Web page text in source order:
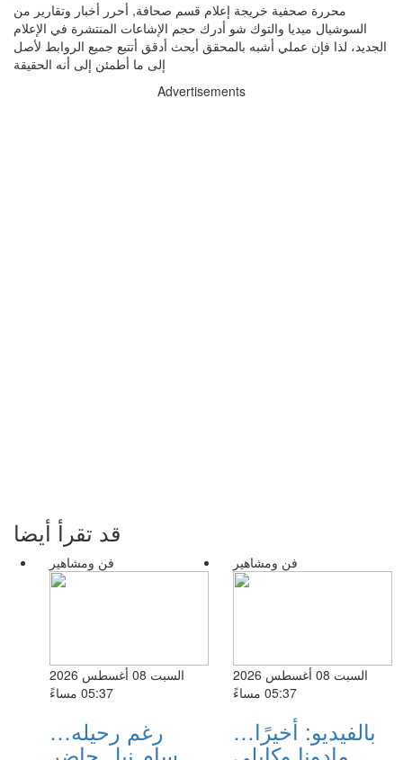
محررة صحفية خريجة إعلام قسم صحافة, أحرر أخبار وتقارير من
السوشيال ميديا والتوك شو أدرك حجم الإشاعات المنتشرة في الإعلام
الجديد، لذا فإن عملي أشبه بالمحقق أبحث أدقق أتتبع جميع الروابط لأصل
إلى ما أطمئن إلى أنه الحقيقة
Advertisements
قد تقرأ أيضا
فن ومشاهير
السبت 08 أغسطس 2026
05:37 مساءً
رغم رحيله…
فن ومشاهير
السبت 08 أغسطس 2026
05:37 مساءً
بالفيديو: أخيرًا…